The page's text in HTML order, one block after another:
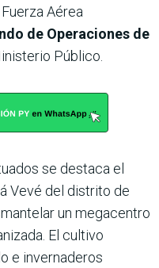
Fuerza Aérea
de Operaciones de
Público.
se destaca el
Vevé del distrito de
un megacentro
El cultivo
e invernaderos